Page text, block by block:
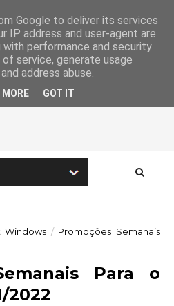
Windows / Promoções Semanais
Para o
2022
Google to deliver its services
IP address and user-agent are
with performance and security
service, generate usage
address abuse.
MORE GOT IT